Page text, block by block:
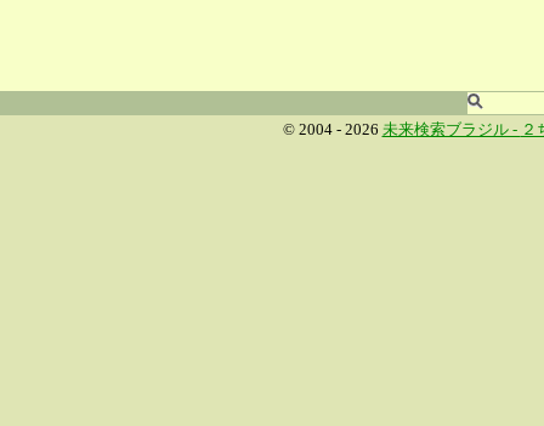
© 2004 - 2026 未来検索ブラジル - ２